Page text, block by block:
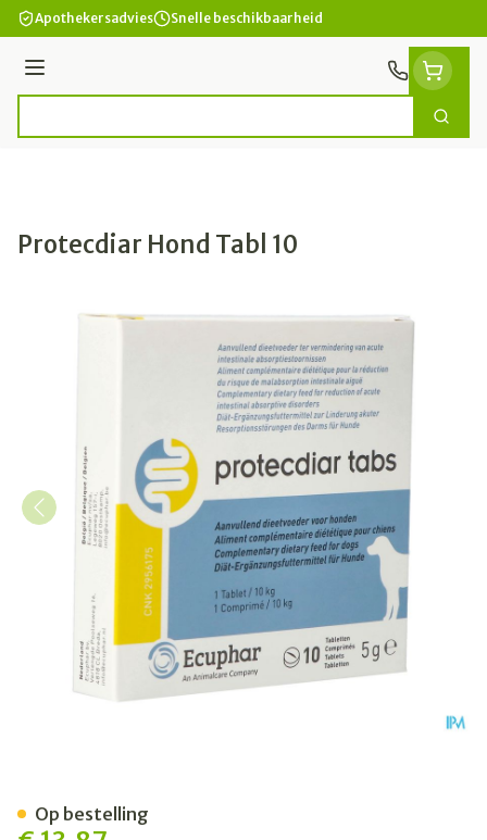
Ga naar de inhoud
Apothekersadvies Snelle beschikbaarheid
Menu
Zoek
Protecdiar Hond Tabl 10
Op bestelling